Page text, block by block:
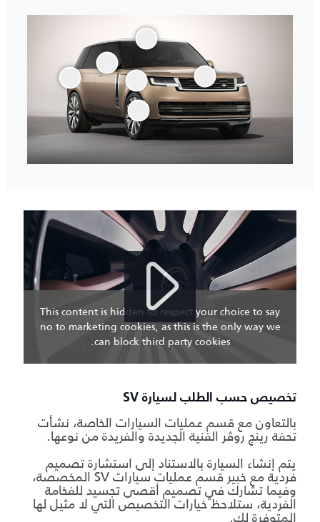
تخصيص حسب الطلب لسيارة SV
بالتعاون مع قسم عمليات السيارات الخاصة، نشأت
تحفة رينج روڤر الفنية الجديدة والفريدة من نوعها.
يتم إنشاء السيارة بالاستناد إلى استشارة تصميم
فردية مع خبير قسم عمليات سيارات SV المخصصة،
وفيما تشارك في تصميم أقصى تجسيد للفخامة
الفردية، ستلاحظ خيارات التخصيص التي لا مثيل لها
المتوفرة لك.
This content is hidden to respect your choice to say
no to marketing cookies, as this is the only way we
can block third party cookies.